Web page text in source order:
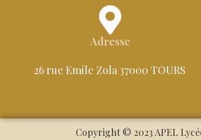
Adresse
26 rue Emile Zola 37000 TOURS
Copyright © 2023 APEL